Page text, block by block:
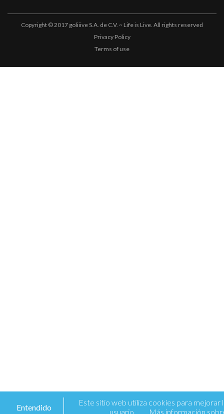
Copyright © 2017 goliiive S.A. de C.V. ~ Life is Live. All rights reserved
Privacy Policy
Terms of use
Entendido
Este sitio web utiliza cookies para mejorar
usuario.
Más información